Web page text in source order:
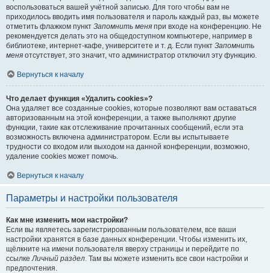
воспользоваться вашей учётной записью. Для того чтобы вам не
приходилось вводить имя пользователя и пароль каждый раз, вы можете
отметить флажком пункт Запомнить меня при входе на конференцию. Не
рекомендуется делать это на общедоступном компьютере, например в
библиотеке, интернет-кафе, университете и т. д. Если пункт Запомнить
меня отсутствует, это значит, что администратор отключил эту функцию.
Вернуться к началу
Что делает функция «Удалить cookies»?
Она удаляет все созданные cookies, которые позволяют вам оставаться
авторизованным на этой конференции, а также выполняют другие
функции, такие как отслеживание прочитанных сообщений, если эта
возможность включена администратором. Если вы испытываете
трудности со входом или выходом на данной конференции, возможно,
удаление cookies может помочь.
Вернуться к началу
Параметры и настройки пользователя
Как мне изменить мои настройки?
Если вы являетесь зарегистрированным пользователем, все ваши
настройки хранятся в базе данных конференции. Чтобы изменить их,
щёлкните на имени пользователя вверху страницы и перейдите по
ссылкеЛичный раздел. Там вы можете изменить все свои настройки и
предпочтения.